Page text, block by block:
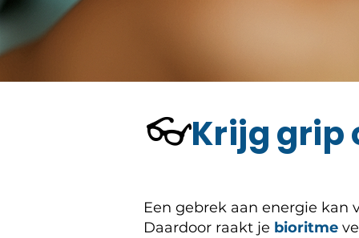
👓Krijg grip
Een gebrek aan energie kan
Daardoor raakt je bioritme